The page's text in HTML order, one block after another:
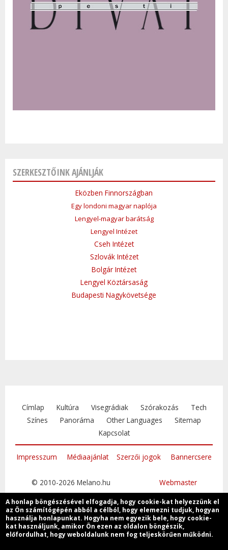
SZERKESZTŐINK AJÁNLJÁK
Eközben Finnországban
Egy londoni magyar naplója
Lengyel-magyar barátság
Lengyel Intézet
Cseh Intézet
Szlovák Intézet
Bolgár Intézet
Lengyel Köztársaság
Budapesti Nagykövetsége
Címlap Kultúra Visegrádiak Szórakozás
Tech
Színes
Panoráma Other Languages
Sitemap
Kapcsolat
Impresszum Médiaajánlat Szerzői jogok Bannercsere
© 2010-2026 Melano.hu Webmaster
Csatlakozzon
A honlap böngészésével elfogadja, hogy cookie-kat helyezzünk el
az Ön számítógépén abból a célból, hogy elemezni tudjuk, hogyan
használja honlapunkat. Hogyha nem egyezik bele, hogy cookie-
kat használjunk, amikor Ön ezen az oldalon böngészik,
előfordulhat, hogy weboldalunk nem fog teljeskörűen működni.